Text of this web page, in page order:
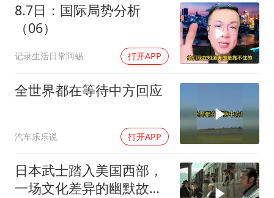
8.7日：国际局势分析
（06）
记录生活日常阿蜴 打开APP
全世界都在等待中方回应
汽车乐乐说 打开APP
日本武士踏入美国西部，
一场文化差异的幽默故事